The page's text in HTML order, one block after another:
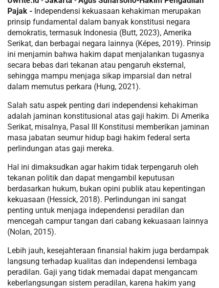
Pajak - Independensi kekuasaan kehakiman merupakan
prinsip fundamental dalam banyak konstitusi negara
demokratis, termasuk Indonesia (Butt, 2023), Amerika
Serikat, dan berbagai negara lainnya (Képes, 2019). Prinsip
ini menjamin bahwa hakim dapat menjalankan tugasnya
secara bebas dari tekanan atau pengaruh eksternal,
sehingga mampu menjaga sikap imparsial dan netral
dalam memutus perkara (Hung, 2021).
Salah satu aspek penting dari independensi kehakiman
adalah jaminan konstitusional atas gaji hakim. Di Amerika
Serikat, misalnya, Pasal III Konstitusi memberikan jaminan
masa jabatan seumur hidup bagi hakim federal serta
perlindungan atas gaji mereka.
Hal ini dimaksudkan agar hakim tidak terpengaruh oleh
tekanan politik dan dapat mengambil keputusan
berdasarkan hukum, bukan opini publik atau kepentingan
kekuasaan (Hessick, 2018). Perlindungan ini sangat
penting untuk menjaga independensi peradilan dan
mencegah campur tangan dari cabang kekuasaan lainnya
(Nolan, 2015).
Lebih jauh, kesejahteraan finansial hakim juga berdampak
langsung terhadap kualitas dan independensi lembaga
peradilan. Gaji yang tidak memadai dapat mengancam
keberlangsungan sistem peradilan, karena hakim yang